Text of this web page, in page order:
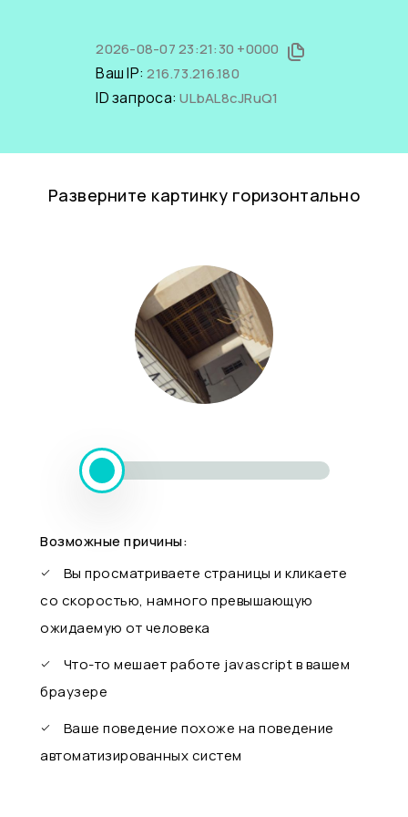
2026-08-07 23:21:30 +0000
Ваш IP:216.73.216.180
ID запроса:ULbAL8cJRuQ1
Разверните картинку горизонтально
Возможные причины:
Вы просматриваете страницы и кликаете
со скоростью, намного превышающую
ожидаемую от человека
Что-то мешает работе javascript в вашем
браузере
Ваше поведение похоже на поведение
автоматизированных систем